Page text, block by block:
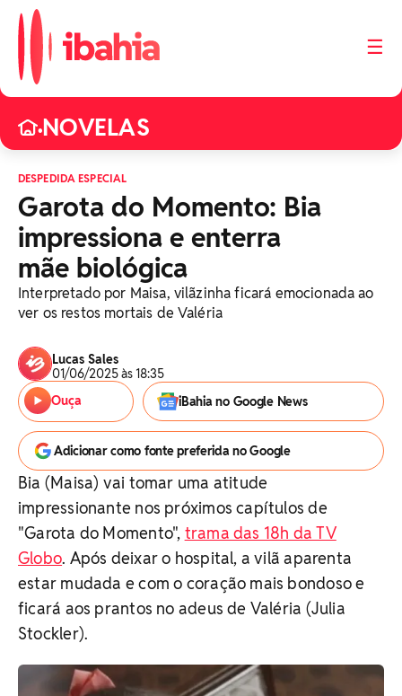
☰
•NOVELAS
DESPEDIDA ESPECIAL
Garota do Momento: Bia
impressiona e enterra
mãe biológica
Interpretado por Maisa, vilãzinha ficará emocionada ao
ver os restos mortais de Valéria
Lucas Sales
01/06/2025 às 18:35
Ouça
iBahia no Google News
Adicionar como fonte preferida no Google
Bia (Maisa) vai tomar uma atitude
impressionante nos próximos capítulos de
"Garota do Momento", trama das 18h da TV
Globo. Após deixar o hospital, a vilã aparenta
estar mudada e com o coração mais bondoso e
ficará aos prantos no adeus de Valéria (Julia
Stockler).